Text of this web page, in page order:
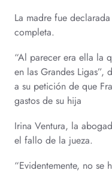
La madre fue
completa.
“Al parecer era ella la
en las Grandes Ligas”,
a su petición de que
gastos de su hija
Irina Ventura, la
el fallo de la jueza.
“Evidentemente, no se